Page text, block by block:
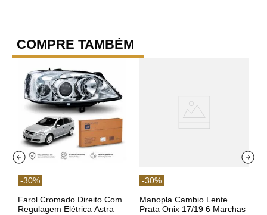
COMPRE TAMBÉM
-30%
Farol Cromado Direito Com
Regulagem Elétrica Astra
-30%
Manopla Cambio Lente
Prata Onix 17/19 6 Marchas